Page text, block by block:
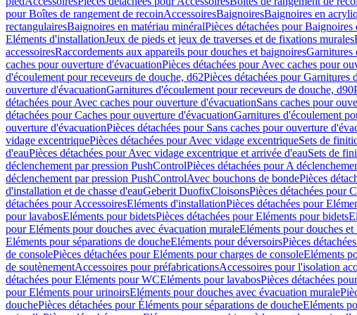
pour Boîtes de rangement de recoinAccessoiresBaignoiresBaignoires en
rectangulairesBaignoires en matériau minéralPièces détachées pour
Eléments d'installationJeux de pieds et jeux de traverses et de fixations murales
accessoiresRaccordements aux appareils pour douches et baignoiresGarnitures
caches pour ouverture d'évacuationPièces détachées pour Avec caches pour
d'écoulement pour receveurs de douche, d62Pièces détachées pour Garnitures
ouverture d'évacuationGarnitures d'écoulement pour receveurs de douche, d90
détachées pour Avec caches pour ouverture d'évacuationSans caches pour
détachées pour Caches pour ouverture d'évacuationGarnitures d'écoulement
ouverture d'évacuationPièces détachées pour Sans caches pour ouverture
vidage excentriquePièces détachées pour Avec vidage excentriqueSets de
d'eauPièces détachées pour Avec vidage excentrique et arrivée d'eauSets de
déclenchement par pression PushControlPièces détachées pour A
déclenchement par pression PushControlAvec bouchons de bondePièces
d'installation et de chasse d'eauGeberit DuofixCloisonsPièces détachées pour
détachées pour AccessoiresEléments d'installationPièces détachées pour
pour lavabosEléments pour bidetsPièces détachées pour Eléments pour bidets
pour Eléments pour douches avec évacuation muraleEléments pour douches et
Eléments pour séparations de doucheEléments pour déversoirsPièces
de consolePièces détachées pour Eléments pour charges de consoleEléments
de soutènementAccessoires pour préfabricationsAccessoires pour l'isolation
détachées pour Eléments pour WCEléments pour lavabosPièces détachées
pour Eléments pour urinoirsEléments pour douches avec évacuation murale
douchePièces détachées pour Éléments pour séparations de doucheEléments